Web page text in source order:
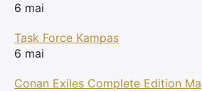
6 mai
Task Force Kampas
6 mai
Conan Exiles Complete Edition